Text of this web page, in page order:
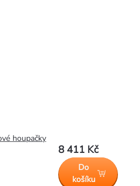
houpačky
8 411 Kč
Do
košíku